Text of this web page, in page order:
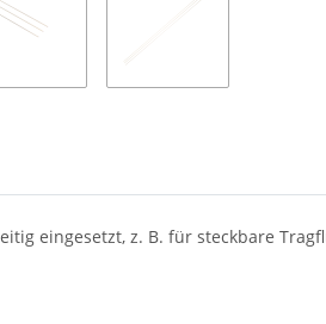
eingesetzt, z. B. für steckbare